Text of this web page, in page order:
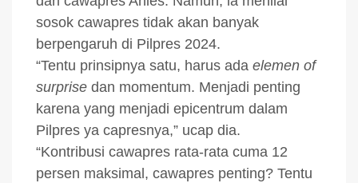
sosok cawapres tidak akan banyak
berpengaruh di Pilpres 2024.
“Tentu prinsipnya satu, harus ada elemen of
surprise dan momentum. Menjadi penting
karena yang menjadi epicentrum dalam
Pilpres ya capresnya,” ucap dia.
“Kontribusi cawapres rata-rata cuma 12
persen maksimal, cawapres penting? Tentu